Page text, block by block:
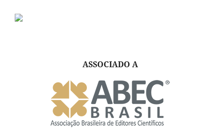
ASSOCIADO A